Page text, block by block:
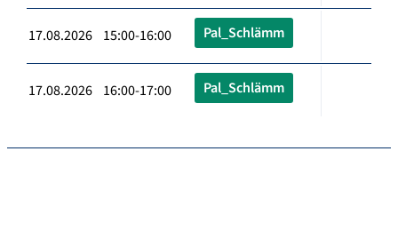
17.08.2026 15:00-16:00 Pal_Schlämm
17.08.2026 16:00-17:00 Pal_Schlämm